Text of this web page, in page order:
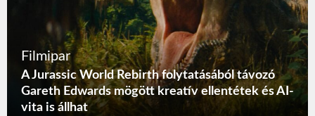
Filmipar
A Jurassic World Rebirth folytatásából távozó
Gareth Edwards mögött kreatív ellentétek és AI-
vita is állhat